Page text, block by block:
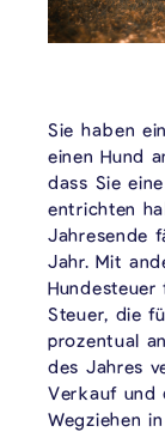
Sie haben
einen Hund
dass Sie
entrichten
Jahresende
Jahr. Mit
Steuer, die
prozentual
des Jahres
Verkauf und
Wegziehen